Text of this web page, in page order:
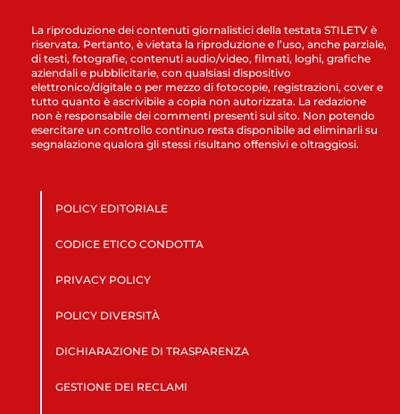
La riproduzione dei contenuti giornalistici della testata STILETV è
riservata. Pertanto, è vietata la riproduzione e l’uso, anche parziale,
di testi, fotografie, contenuti audio/video, filmati, loghi, grafiche
aziendali e pubblicitarie, con qualsiasi dispositivo
elettronico/digitale o per mezzo di fotocopie, registrazioni, cover e
tutto quanto è ascrivibile a copia non autorizzata. La redazione
non è responsabile dei commenti presenti sul sito. Non potendo
esercitare un controllo continuo resta disponibile ad eliminarli su
segnalazione qualora gli stessi risultano offensivi e oltraggiosi.
POLICY EDITORIALE
CODICE ETICO CONDOTTA
PRIVACY POLICY
POLICY DIVERSITÀ
DICHIARAZIONE DI TRASPARENZA
GESTIONE DEI RECLAMI